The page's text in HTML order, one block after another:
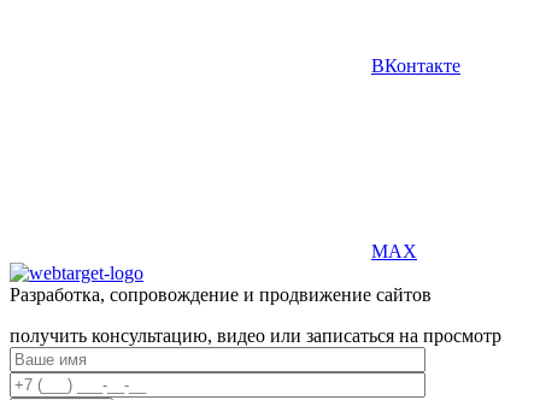
ВКонтакте
MAX
Разработка, сопровождение и продвижение сайтов
получить консультацию, видео или записаться на просмотр